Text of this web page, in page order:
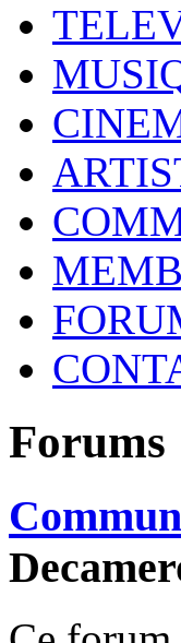
Forums